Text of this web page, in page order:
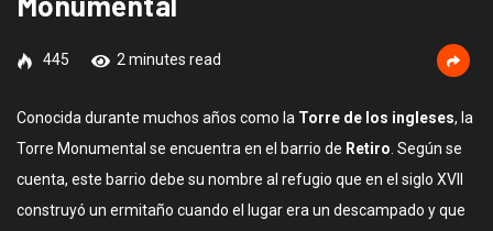
445 2 minutes read
Conocida durante muchos años como la Torre de los ingleses, la
Torre Monumental se encuentra en el barrio de Retiro . Según se
cuenta, este barrio debe su nombre al refugio que en el siglo XVII
construyó un ermitaño cuando el lugar era un descampado y que